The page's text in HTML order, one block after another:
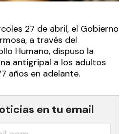
27 de abril, el Gobierno
a través del
Humano, dispuso la
antigripal a los adultos
años en adelante.
en tu email